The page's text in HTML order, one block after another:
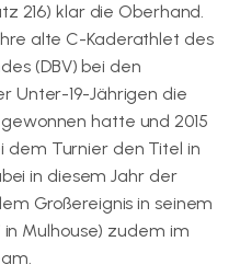
216) klar die Oberhand.
alte C-Kaderathlet des
(DBV) bei den
Unter-19-Jährigen die
hatte und 2015
dem Turnier den Titel in
in diesem Jahr der
Großereignis in seinem
in Mulhouse) zudem im